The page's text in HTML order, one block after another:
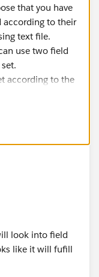
that you have
according to their
text file.
use two field
according to the
, you just add
for the same.
look into field
like it will fufill